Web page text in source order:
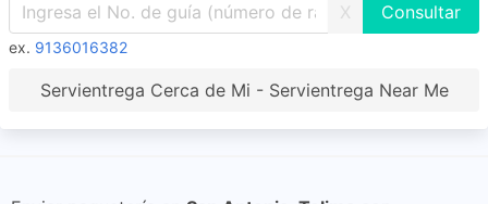
X
ex. 9136016382
Servientrega Cerca de Mi - Servientrega Near Me